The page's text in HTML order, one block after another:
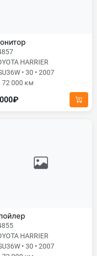
HARRIER
• 30 • 2007
72 000 км
HARRIER
• 30 • 2007